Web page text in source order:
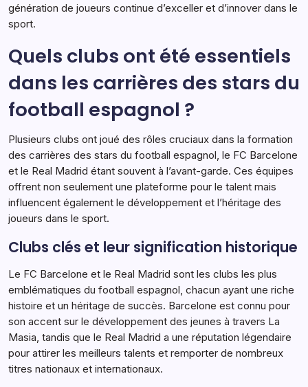
génération de joueurs continue d’exceller et d’innover dans le
sport.
Quels clubs ont été essentiels
dans les carrières des stars du
football espagnol ?
Plusieurs clubs ont joué des rôles cruciaux dans la formation
des carrières des stars du football espagnol, le FC Barcelone
et le Real Madrid étant souvent à l’avant-garde. Ces équipes
offrent non seulement une plateforme pour le talent mais
influencent également le développement et l’héritage des
joueurs dans le sport.
Clubs clés et leur signification historique
Le FC Barcelone et le Real Madrid sont les clubs les plus
emblématiques du football espagnol, chacun ayant une riche
histoire et un héritage de succès. Barcelone est connu pour
son accent sur le développement des jeunes à travers La
Masia, tandis que le Real Madrid a une réputation légendaire
pour attirer les meilleurs talents et remporter de nombreux
titres nationaux et internationaux.